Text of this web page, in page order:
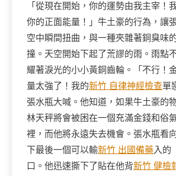
「從現在開始，你的運勢由我主宰！
你的正面能量！」牛土豪的行為，讓
空中瞬間扭曲，與一種夾雜著銅臭味
撞。天空開始下起了荒謬的雨。雨點
耀著淚光的小小黃銅齒輪。「不行！
量太強了！我的新竹 自律神經檢查單
張水瓶大喊。他知道，如果牛土豪的
林天秤將會被困在一個充滿金錢和俗
裡，而他將永遠失去機會。張水瓶看
下最後一個可以輸新竹 出國備藥入的
口。他迅速撕下了貼在他背新竹 健檢